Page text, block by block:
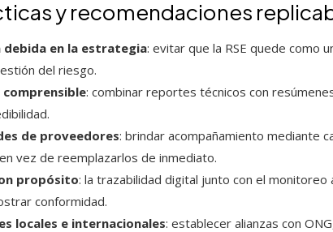
y recomendaciones
en la estrategia: evitar que la RSE quede como
del riesgo.
: combinar reportes técnicos con
de proveedores: brindar acompañamiento mediante
vez de reemplazarlos de inmediato.
propósito: la trazabilidad digital junto con el
conformidad.
locales e internacionales: establecer alianzas con